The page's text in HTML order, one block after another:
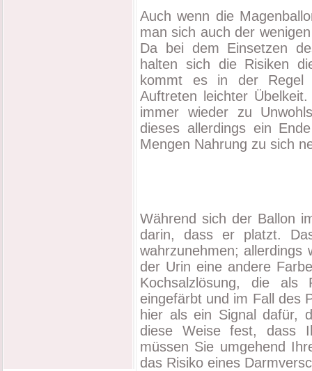
Auch wenn die
man sich auch der
Da bei dem Einsetzen
halten sich die Risiken
kommt es in der Regel
Auftreten leichter
immer wieder zu
dieses allerdings ein
Mengen Nahrung zu sich
Während sich der Ballon
darin, dass er platzt.
wahrzunehmen; allerdings
der Urin eine andere
Kochsalzlösung, die
eingefärbt und im Fall des
hier als ein Signal dafür,
diese Weise fest, dass
müssen Sie umgehend
das Risiko eines